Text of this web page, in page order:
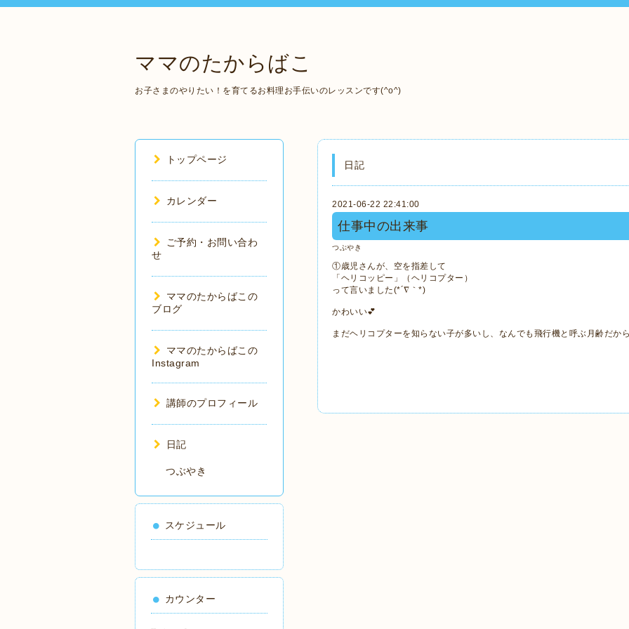
ママのたからばこ
お子さまのやりたい！を育てるお料理お手伝いのレッスンです(^o^)
日記
2021-06-22 22:41:00
仕事中の出来事
つぶやき
①歳児さんが、空を指差して
「ヘリコッピー」（ヘリコプター）
って言いました(*´∇｀*)
かわいい💕
まだヘリコプターを知らない子が多いし、なんでも飛行機と呼ぶ月齢だか
トップページ
カレンダー
ご予約・お問い合わ
せ
ママのたからばこの
ブログ
ママのたからばこの
Instagram
講師のプロフィール
日記
つぶやき
スケジュール
カウンター